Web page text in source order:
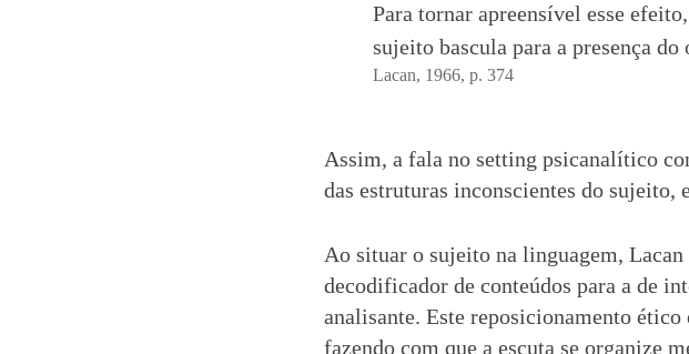
Para tornar apreensível esse
sujeito bascula para a presença do
Lacan, 1966, p. 374
Assim, a fala no setting psicanalítico
das estruturas inconscientes do sujeito,
Ao situar o sujeito na linguagem,
decodificador de conteúdos para a de
analisante. Este reposicionamento
fazendo com que a escuta se organize